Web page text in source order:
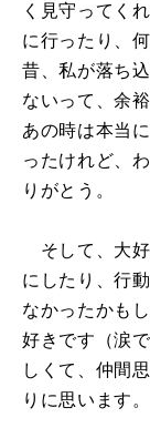
く見守ってく
に行ったり、
昔、私が落ち
ないって、余
あの時は本当
ったけれど、
りがとう。
そして、大好
にしたり、行
なかったかも
好きです（涙
しくて、仲間
りに思います。